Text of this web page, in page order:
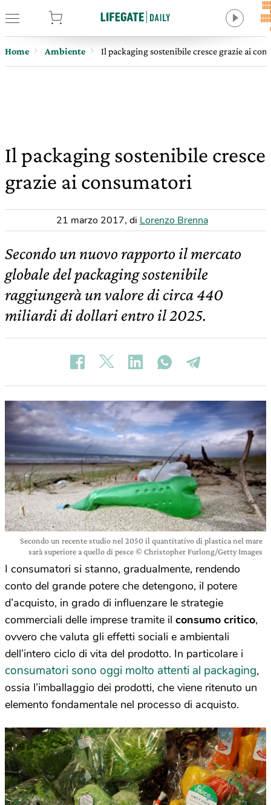
Home Ambiente Il packaging sostenibile cresce grazie ai
Il packaging sostenibile cresce
grazie ai consumatori
21 marzo 2017, di Lorenzo Brenna
Secondo un nuovo rapporto il mercato
globale del packaging sostenibile
raggiungerà un valore di circa 440
miliardi di dollari entro il 2025.
Secondo un recente studio nel 2050 il quantitativo di plastica nel mare
sarà superiore a quello di pesce © Christopher Furlong/Getty Images
I consumatori si stanno, gradualmente, rendendo
conto del grande potere che detengono, il potere
d’acquisto, in grado di influenzare le strategie
commerciali delle imprese tramite il consumo critico,
ovvero che valuta gli effetti sociali e ambientali
dell’intero ciclo di vita del prodotto. In particolare i
consumatori sono oggi molto attenti al packaging,
ossia l’imballaggio dei prodotti, che viene ritenuto un
elemento fondamentale nel processo di acquisto.